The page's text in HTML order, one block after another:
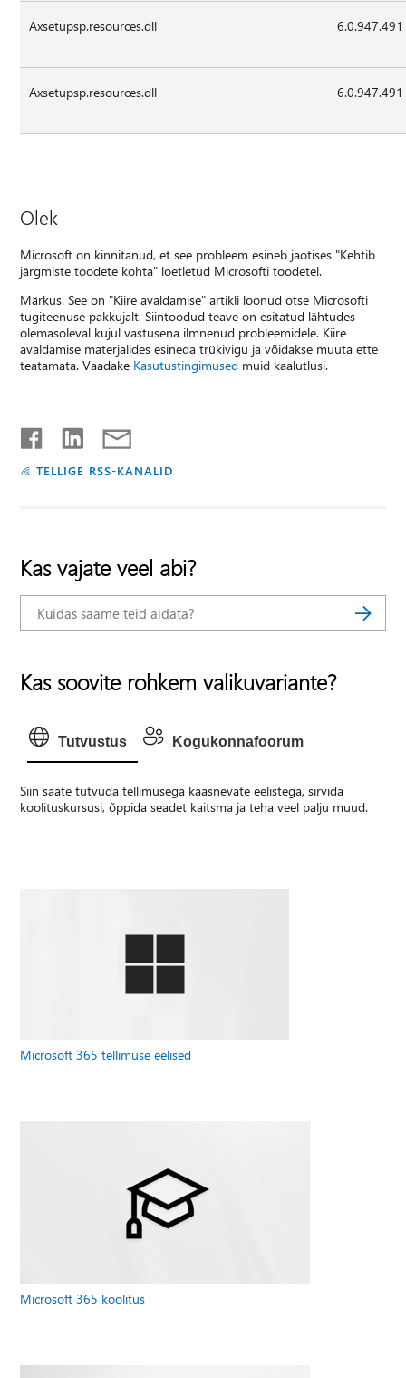
Axsetupsp.resources.dll 6.0.947.491
Axsetupsp.resources.dll 6.0.947.491
Olek
Microsoft on kinnitanud, et see probleem esineb jaotises "Kehtib
järgmiste toodete kohta" loetletud Microsofti toodetel.
Märkus. See on "Kiire avaldamise" artikli loonud otse Microsofti
tugiteenuse pakkujalt. Siintoodud teave on esitatud lähtudes-
olemasoleval kujul vastusena ilmnenud probleemidele. Kiire
avaldamise materjalides esineda trükivigu ja võidakse muuta ette
teatamata. Vaadake Kasutustingimused muid kaalutlusi.
TELLIGE RSS-KANALID
Kas vajate veel abi?
Kas soovite rohkem valikuvariante?
Tutvustus Kogukonnafoorum
Siin saate tutvuda tellimusega kaasnevate eelistega, sirvida
koolituskursusi, õppida seadet kaitsma ja teha veel palju muud.
Microsoft 365 tellimuse eelised
Microsoft 365 koolitus